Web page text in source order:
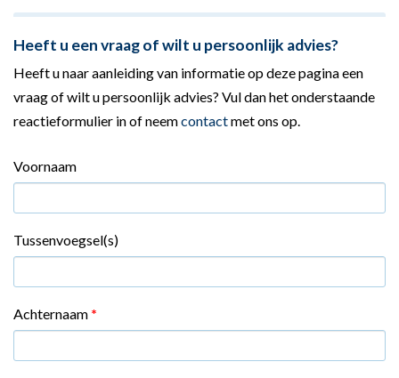
Heeft u een vraag of wilt u persoonlijk advies?
Heeft u naar aanleiding van informatie op deze pagina een
vraag of wilt u persoonlijk advies? Vul dan het onderstaande
reactieformulier in of neemcontactmet ons op.
Voornaam
Tussenvoegsel(s)
Achternaam *